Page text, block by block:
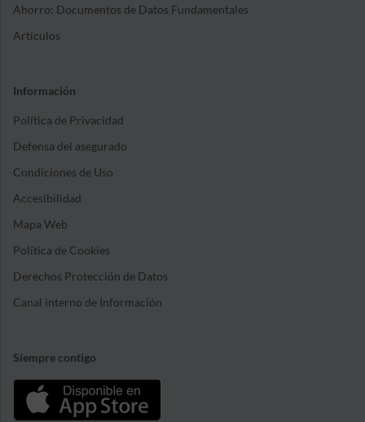
Ahorro: Documentos de Datos Fundamentales
Artículos
Información
Política de Privacidad
Defensa del asegurado
Condiciones de Uso
Accesibilidad
Mapa Web
Política de Cookies
Derechos Protección de Datos
Canal interno de Información
Siempre contigo